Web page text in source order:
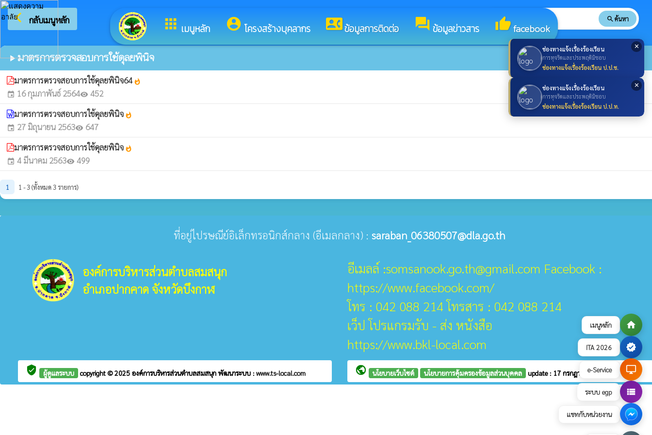
เมนูหลัก home
ITA 2026 verified
e-Service desktop_windows
ระบบ egp view_list
แชทกับหน่วยงาน
✕
ช่องทางแจ้งเรื่องร้องเรียน
การทุจริตและประพฤติมิชอบ
ช่องทางแจ้งเรื่องร้องเรียน ป.ป.ช.
✕
ช่องทางแจ้งเรื่องร้องเรียน
การทุจริตและประพฤติมิชอบ
ช่องทางแจ้งเรื่องร้องเรียน ป.ป.ท.
apps เมนูหลัก account_circle โครงสร้างบุคลากร contact_phoneข้อมูลการติดต่อ forum ข้อมูลข่าวสาร thumb_upfacebook
arrow_back_ios กลับเมนูหลัก ยินดีต้อนรับสู่เว็บไซต์ของ องค์การบริหารส่วนตำบลสมสนุก search search ค้นหา
play_arrowมาตรการตรวจสอบการใช้ดุลยพินิจ
มาตรการตรวจสอบการใช้ดุลยพินิจ64 whatshot
event 16 กุมภาพันธ์ 2564visibility 452
มาตรการตรวจสอบการใช้ดุลยพินิจ whatshot
event 27 มิถุนายน 2563visibility 647
มาตรการตรวจสอบการใช้ดุลยพินิจ whatshot
event 4 มีนาคม 2563visibility 499
1 1 - 3 (ทั้งหมด 3 รายการ)
ที่อยู่ไปรษณีย์อิเล็กทรอนิกส์กลาง (อีเมลกลาง) : saraban_06380507@dla.go.th
องค์การบริหารส่วนตำบลสมสนุก
อำเภอปากคาด จังหวัดบึงกาฬ
อีเมลล์ :somsanook.go.th@gmail.com Facebook :
https://www.facebook.com/
โทร : 042 088 214 โทรสาร : 042 088 214
เว็ป โปรแกรมรับ - ส่ง หนังสือ
https://www.bkl-local.com
verified_user ผู้ดูแลระบบ copyright © 2025 องค์การบริหารส่วนตำบลสมสนุก พัฒนาระบบ : www.ts-local.com public นโยบายเว็บไซต์ นโยบายการคุ้มครองข้อมูลส่วนบุคคล update : 17 กรกฎาคม 2569